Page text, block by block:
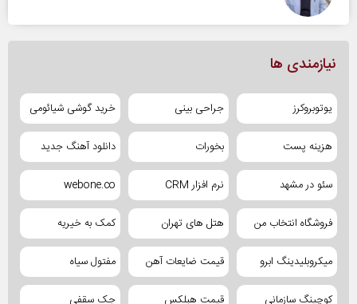
نیازمندی ها
یوتوبروکرز جراحی بینی خرید گوشی شیائومی
هزینه پست بخورات دانلود آهنگ جدید
سئو در مشهد نرم افزار CRM webone.co
فروشگاه انتخاب من هتل های تهران کمک به خیریه
میکروبلیدینگ ابرو قیمت ضایعات آهن مفتول سیاه
کوچینگ سازمانی قیمت هبلکس جک سقفی